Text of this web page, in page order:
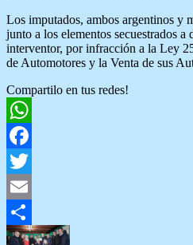
Los imputados, ambos argentinos y
junto a los elementos secuestrados
interventor, por infracción a la Ley
de Automotores y la Venta de sus
Compartilo en tus redes!
WhatsApp
Facebook
Twitter
Email
Compartir